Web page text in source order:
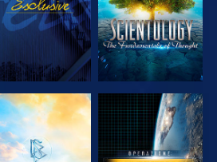
ESPLORA LE
SERIE
GUARDA